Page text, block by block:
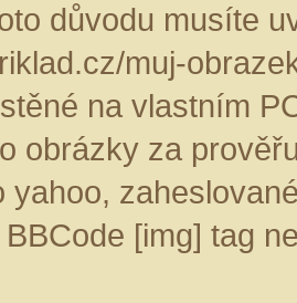
důvodu musíte
muj-
na vlastním
obrázky za
yahoo,
[img] tag